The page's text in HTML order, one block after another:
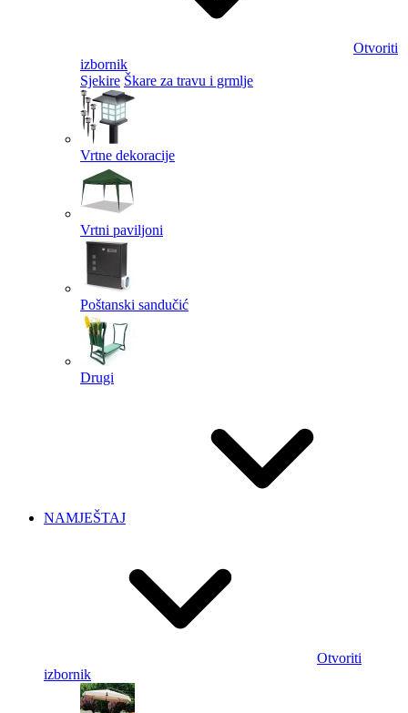
Otvoriti
izbornik
Sjekire Škare za travu i grmlje
Vrtne dekoracije
Vrtni paviljoni
Poštanski sandučić
Drugi
NAMJEŠTAJ
Otvoriti
izbornik